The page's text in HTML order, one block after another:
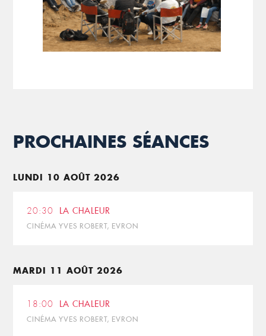
PROCHAINES SÉANCES
LUNDI 10 AOÛT 2026
20:30 LA CHALEUR
CINÉMA YVES ROBERT, EVRON
MARDI 11 AOÛT 2026
18:00 LA CHALEUR
CINÉMA YVES ROBERT, EVRON